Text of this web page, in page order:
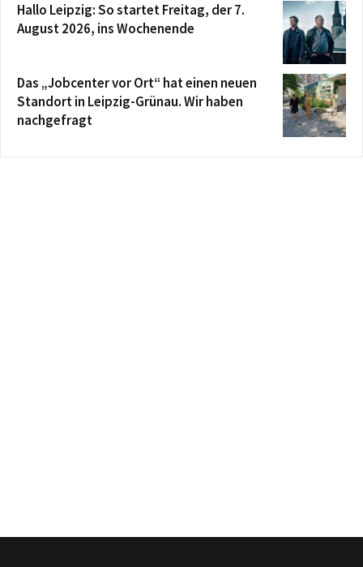
Hallo Leipzig: So startet Freitag, der 7.
August 2026, ins Wochenende
Das „Jobcenter vor Ort“ hat einen neuen
Standort in Leipzig-Grünau. Wir haben
nachgefragt